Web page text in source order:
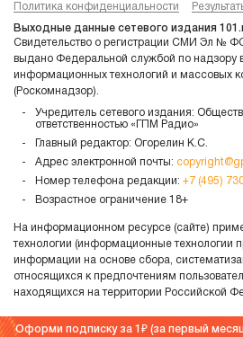
Политика конфиденциальности
Выходные данные сетевого издания
Свидетельство о регистрации СМИ Эл №
выдано Федеральной службой по надзору
информационных технологий и массовых
(Роскомнадзор).
Учредитель сетевого издания:
ответственностью «ГПМ Радио»
Главный редактор: Огорелин К.С.
Адрес электронной почты:
Номер телефона редакции: +7 (495)
Возрастное ограничение 18+
На информационном ресурсе (сайте)
технологии (информационные технологии
информации на основе сбора,
относящихся к предпочтениям
находящихся на территории Российской
Оформи подписку за 1 (за первый